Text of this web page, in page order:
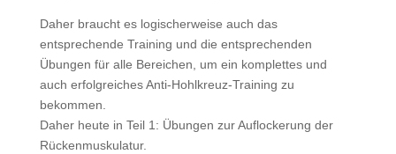
Daher braucht es logischerweise auch das
entsprechende Training und die entsprechenden
Übungen für alle Bereichen, um ein komplettes und
auch erfolgreiches Anti-Hohlkreuz-Training zu
bekommen.
Daher heute in Teil 1: Übungen zur Auflockerung der
Rückenmuskulatur.